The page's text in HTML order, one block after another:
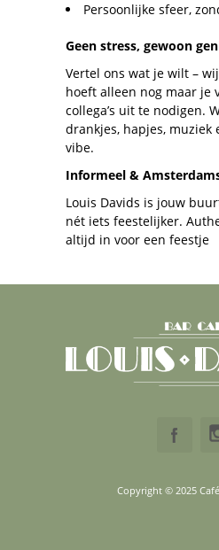
Persoonlijke sfeer,
Geen stress, gewoon
Vertel ons wat je wilt –
hoeft alleen nog maar je
collega’s uit te nodigen.
drankjes, hapjes, muziek
vibe.
Informeel &
Louis Davids is jouw
nét iets feestelijker.
altijd in voor een feestje
Copyright © 2025